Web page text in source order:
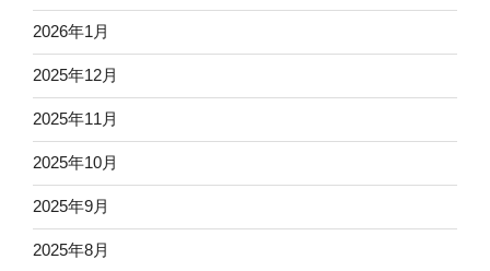
2026年1月
2025年12月
2025年11月
2025年10月
2025年9月
2025年8月